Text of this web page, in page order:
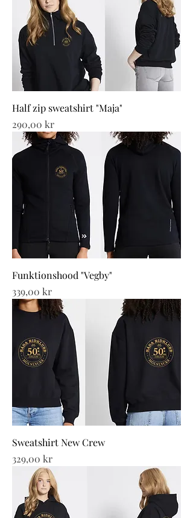
Half zip sweatshirt "Maja"
Pris
290,00 kr
Funktionshood "Vegby"
Pris
339,00 kr
Sweatshirt New Crew
Pris
329,00 kr